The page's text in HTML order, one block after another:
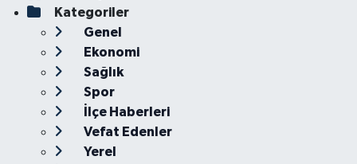
Kategoriler
Genel
Ekonomi
Sağlık
Spor
İlçe Haberleri
Vefat Edenler
Yerel